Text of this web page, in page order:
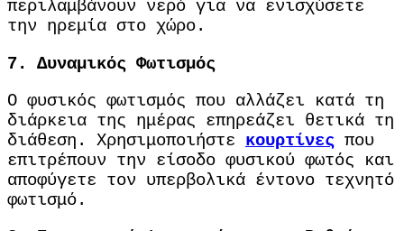
περιλαμβάνουν νερό για να ενισχύσετε
την ηρεμία στο χώρο.
7. Δυναμικός Φωτισμός
Ο φυσικός φωτισμός που αλλάζει κατά τη
διάρκεια της ημέρας επηρεάζει θετικά τη
διάθεση.
Χρησιμοποιήστε κουρτίνες που
επιτρέπουν την είσοδο φυσικού φωτός και
αποφύγετε τον υπερβολικά έντονο τεχνητό
φωτισμό.